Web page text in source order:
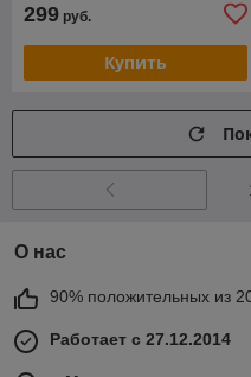
299 руб.
Купить
О нас
90% положительных из
Работает с 27.12.2014